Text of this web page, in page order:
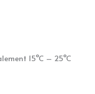
15°C – 25°C